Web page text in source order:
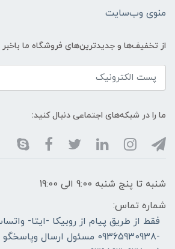
منوی وب‌سایت
از تخفیف‌ها و جدیدترین‌های فروشگاه ما
ما را در شبکه‌های اجتماعی دنبال کنید:
شنبه تا پنج شنبه 9:00 الی 19:00
شماره تماس:
فقط از طریق پیام از روبیکا -ایتا-
-09365930938 مسئول ارسال